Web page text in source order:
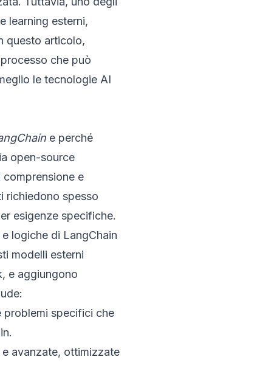
learning esterni,
questo articolo,
che può
le tecnologie AI
e perché
open-source
e
richiedono spesso
esigenze specifiche.
logiche di LangChain
modelli esterni
e aggiungono
problemi specifici che
avanzate, ottimizzate